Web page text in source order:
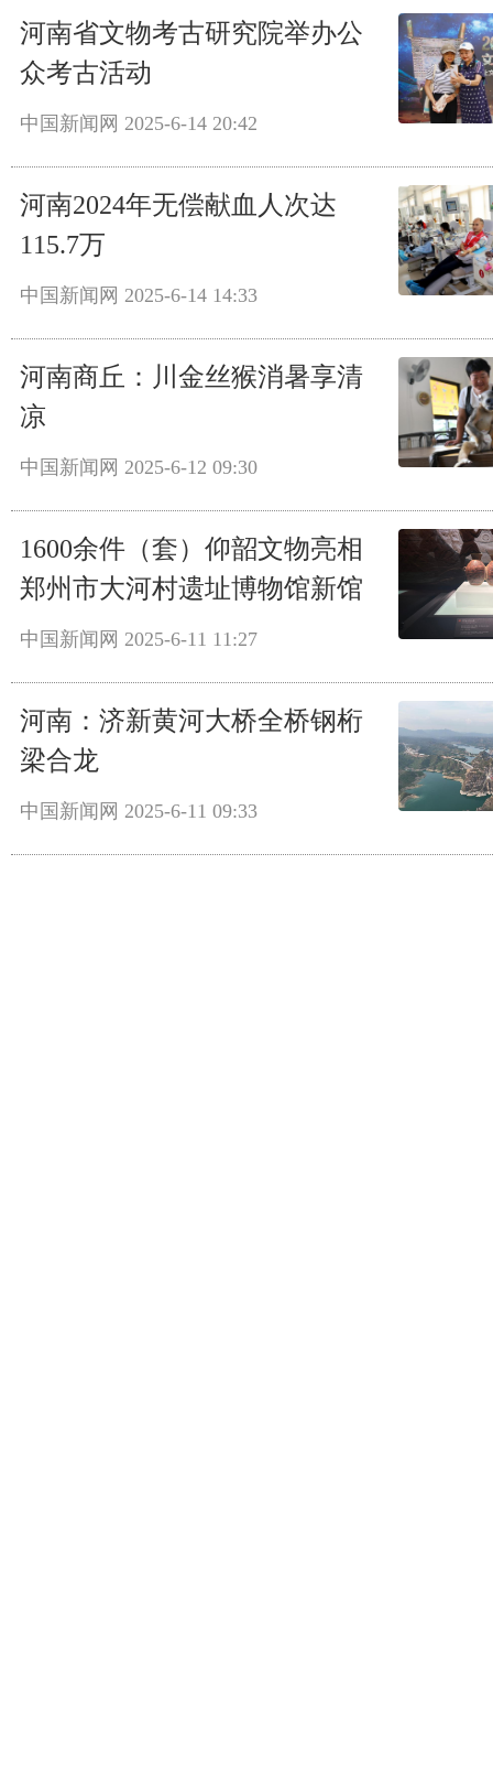
河南省文物考古研究院举办公
众考古活动
中国新闻网 2025-6-14 20:42
河南2024年无偿献血人次达
115.7万
中国新闻网 2025-6-14 14:33
河南商丘：川金丝猴消暑享清
凉
中国新闻网 2025-6-12 09:30
1600余件（套）仰韶文物亮相
郑州市大河村遗址博物馆新馆
中国新闻网 2025-6-11 11:27
河南：济新黄河大桥全桥钢桁
梁合龙
中国新闻网 2025-6-11 09:33